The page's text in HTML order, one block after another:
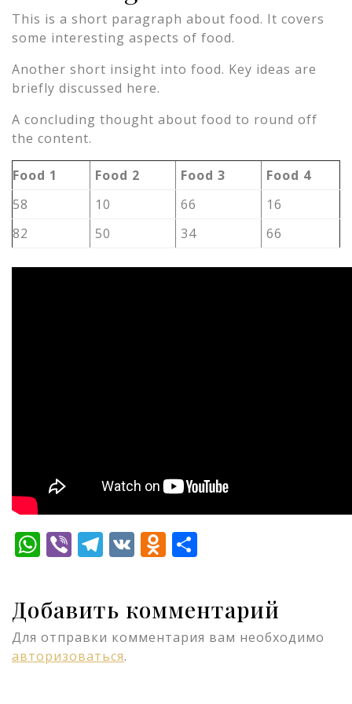
This is a short paragraph about food. It covers
some interesting aspects of food.
Another short insight into food. Key ideas are
briefly discussed here.
A concluding thought about food to round off
the content.
Food 1 Food 2 Food 3
Food 4
58
10 66
16
82
50 34 66
WhatsApp
ViberTelegram
VKOdnoklassniki
Добавить комментарий
Для отправки комментария вам необходимо
авторизоваться.